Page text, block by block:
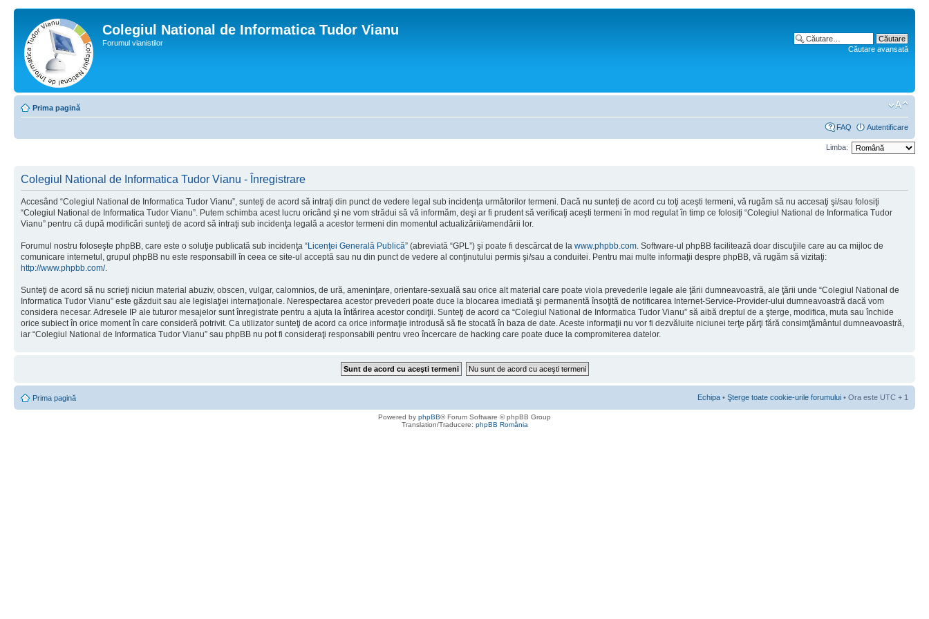
Colegiul National de Informatica Tudor Vianu
Forumul vianistilor
Căutare avansată
Prima pagină
FAQ Autentificare
Limba:
Colegiul National de Informatica Tudor Vianu - Înregistrare
Accesând “Colegiul National de Informatica Tudor Vianu”, sunteţi de acord să intraţi din punct de vedere legal sub incidenţa următorilor termeni. Dacă nu sunteţi de acord cu toţi aceşti termeni, vă rugăm să nu accesaţi şi/sau folosiţi
“Colegiul National de Informatica Tudor Vianu”. Putem schimba acest lucru oricând şi ne vom strădui să vă informăm, deşi ar fi prudent să verificaţi aceşti termeni în mod regulat în timp ce folosiţi “Colegiul National de Informatica Tudor
Vianu” pentru că după modificări sunteţi de acord să intraţi sub incidenţa legală a acestor termeni din momentul actualizării/amendării lor.
Forumul nostru foloseşte phpBB, care este o soluţie publicată sub incidenţa “Licenţei Generală Publică” (abreviată “GPL”) şi poate fi descărcat de la www.phpbb.com . Software-ul phpBB facilitează doar discuţiile care au ca mijloc de
comunicare internetul, grupul phpBB nu este responsabill în ceea ce site-ul acceptă sau nu din punct de vedere al conţinutului permis şi/sau a conduitei. Pentru mai multe informaţii despre phpBB, vă rugăm să vizitaţi:
http://www.phpbb.com/.
Sunteţi de acord să nu scrieţi niciun material abuziv, obscen, vulgar, calomnios, de ură, ameninţare, orientare-sexuală sau orice alt material care poate viola prevederile legale ale ţării dumneavoastră, ale ţării unde “Colegiul National de
Informatica Tudor Vianu” este găzduit sau ale legislaţiei internaţionale. Nerespectarea acestor prevederi poate duce la blocarea imediată şi permanentă însoţită de notificarea Internet-Service-Provider-ului dumneavoastră dacă vom
considera necesar. Adresele IP ale tuturor mesajelor sunt înregistrate pentru a ajuta la întărirea acestor condiţii. Sunteţi de acord ca “Colegiul National de Informatica Tudor Vianu” să aibă dreptul de a şterge, modifica, muta sau închide
orice subiect în orice moment în care consideră potrivit. Ca utilizator sunteţi de acord ca orice informaţie introdusă să fie stocată în baza de date. Aceste informaţii nu vor fi dezvăluite niciunei terţe părţi fără consimţământul dumneavoastră,
iar “Colegiul National de Informatica Tudor Vianu” sau phpBB nu pot fi consideraţi responsabili pentru vreo încercare de hacking care poate duce la compromiterea datelor.
Prima pagină Echipa • Şterge toate cookie-urile forumului • Ora este UTC + 1
Powered by phpBB® Forum Software © phpBB Group
Translation/Traducere: phpBB România